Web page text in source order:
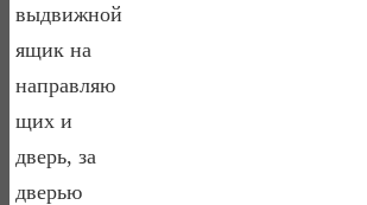
выдвижной
ящик на
направляю
щих и
дверь, за
дверью